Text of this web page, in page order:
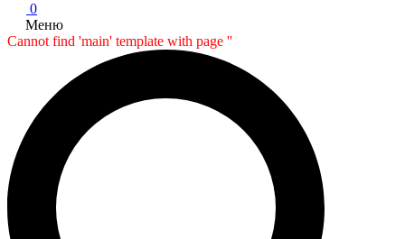
0
Меню
Cannot find 'main' template with page ''